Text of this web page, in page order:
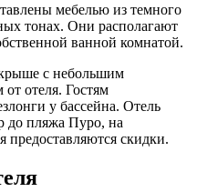
мебелью из темного
тонах. Они располагают
ванной комнатой.
с небольшим
отеля. Гостям
у бассейна. Отель
до пляжа Пуро, на
предоставляются скидки.